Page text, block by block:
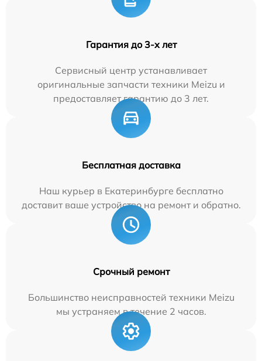
Гарантия до 3-х лет
Сервисный центр устанавливает
оригинальные запчасти техники Meizu и
предоставляет гарантию до 3 лет.
Бесплатная доставка
Наш курьер в Екатеринбурге бесплатно
доставит ваше устройство на ремонт и обратно.
Срочный ремонт
Большинство неисправностей техники Meizu
мы устраняем в течение 2 часов.